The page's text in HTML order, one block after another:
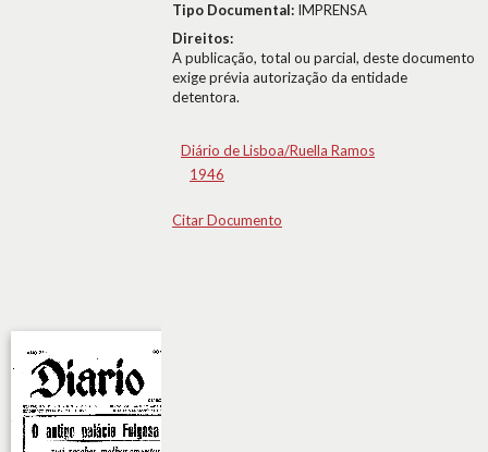
Tipo Documental: IMPRENSA
Direitos:
A publicação, total ou parcial, deste documento
exige prévia autorização da entidade
detentora.
Diário de Lisboa/Ruella Ramos
1946
Citar Documento